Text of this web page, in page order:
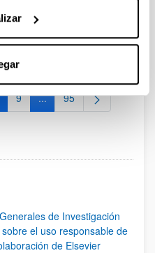
Legal de la entidad TC1
“Generar impresos a firmar
2026 (13:30) (EHU LIDER)
Use TAB para
Página
9 ...Páginas intermedias
Página
95
de Investigación
el uso responsable de
de Elsevier